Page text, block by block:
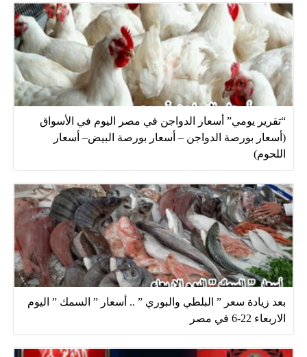
“تقرير يومي” أسعار الدواجن في مصر اليوم في الأسواق
(أسعار بورصة الدواجن – أسعار بورصة البيض– أسعار
اللحوم)
بعد زيادة سعر ” البلطي والبوري ” .. أسعار ” السمك ” اليوم
الاربعاء 22-6 في مصر